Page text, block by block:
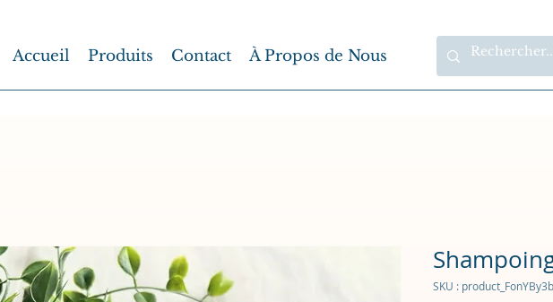
Accueil Produits Contact À Propos de Nous
SKU : product_FonYBy3b